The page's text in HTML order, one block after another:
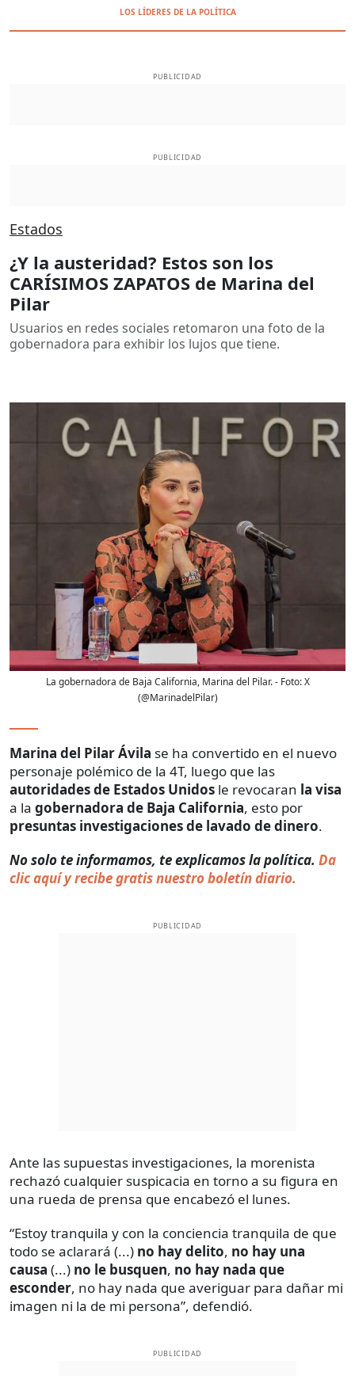
LOS LÍDERES DE LA POLÍTICA
PUBLICIDAD
PUBLICIDAD
Estados
¿Y la austeridad? Estos son los
CARÍSIMOS ZAPATOS de Marina del
Pilar
Usuarios en redes sociales retomaron una foto de la
gobernadora para exhibir los lujos que tiene.
La gobernadora de Baja California, Marina del Pilar.- Foto:X
(@MarinadelPilar)
Marina del PilarÁvila se ha convertido en el nuevo
personaje polémico de la 4T, luego que las
autoridades de Estados Unidos le revocaran la visa
a la gobernadora de Baja California, esto por
presuntas investigaciones de lavado de dinero.
No solo te informamos, te explicamos la política. Da
clic aquí y recibe gratis nuestro boletín diario.
PUBLICIDAD
Ante las supuestas investigaciones, la morenista
rechazó cualquier suspicacia en torno a su figura en
una rueda de prensa que encabezó el lunes.
“Estoy tranquila y con la conciencia tranquila de que
todo se aclarará (...) no hay delito, no hay una
causa (...) no le busquen, no hay nada que
esconder, no hay nada que averiguar para dañar mi
imagen ni la de mi persona”, defendió.
PUBLICIDAD